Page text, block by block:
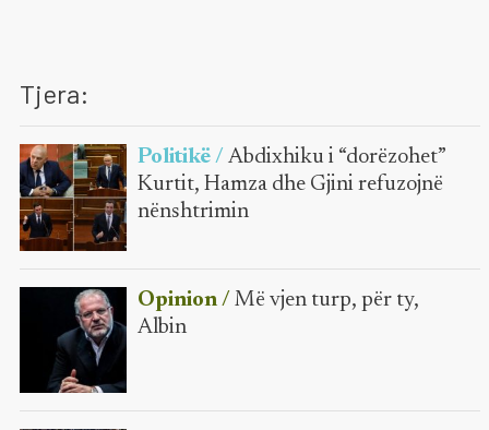
Tjera:
Politikë / Abdixhiku i “dorëzohet”
Kurtit, Hamza dhe Gjini refuzojnë
nënshtrimin
Opinion / Më vjen turp, për ty,
Albin